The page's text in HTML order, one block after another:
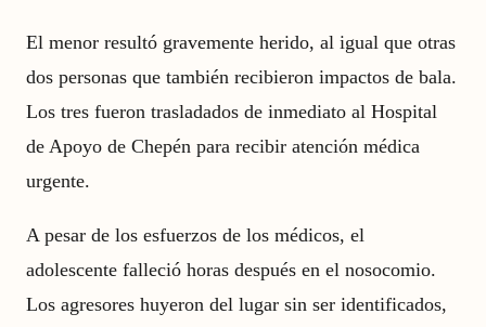
El menor resultó gravemente herido, al igual que otras
dos personas que también recibieron impactos de bala.
Los tres fueron trasladados de inmediato al Hospital
de Apoyo de Chepén para recibir atención médica
urgente.
A pesar de los esfuerzos de los médicos, el
adolescente falleció horas después en el nosocomio.
Los agresores huyeron del lugar sin ser identificados,